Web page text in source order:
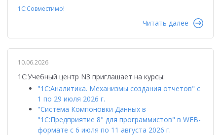
1С:Совместимо!
Читать далее
10.06.2026
1С:Учебный центр N3 приглашает на курсы:
"1С:Аналитика. Механизмы создания отчетов" с
1 по 29 июля 2026 г.
"Система Компоновки Данных в
"1С:Предприятие 8" для программистов" в WEB-
формате с 6 июля по 11 августа 2026 г.